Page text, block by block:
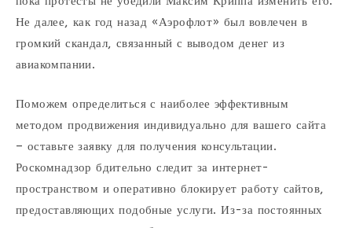
Не далее, как год назад «Аэрофлот» был вовлечен в
громкий скандал, связанный с выводом денег из
авиакомпании.
Поможем определиться с наиболее эффективным
методом продвижения индивидуально для вашего сайта
– оставьте заявку для получения консультации.
Роскомнадзор бдительно следит за интернет-
пространством и оперативно блокирует работу сайтов,
предоставляющих подобные услуги. Из-за постоянных